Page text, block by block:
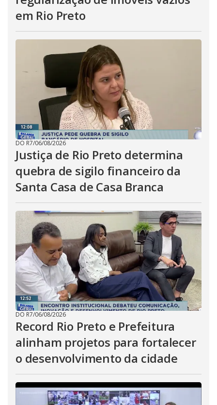
em Rio Preto
DO R7/06/08/2026
Justiça de Rio Preto determina
quebra de sigilo financeiro da
Santa Casa de Casa Branca
DO R7/06/08/2026
Record Rio Preto e Prefeitura
alinham projetos para fortalecer
o desenvolvimento da cidade